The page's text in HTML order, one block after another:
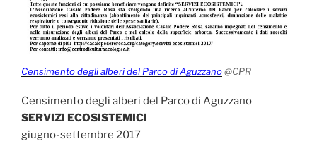
Censimento degli alberi del Parco di Aguzzano@CPR
Censimento degli alberi del Parco di Aguzzano
SERVIZI ECOSISTEMICI
giugno-settembre 2017